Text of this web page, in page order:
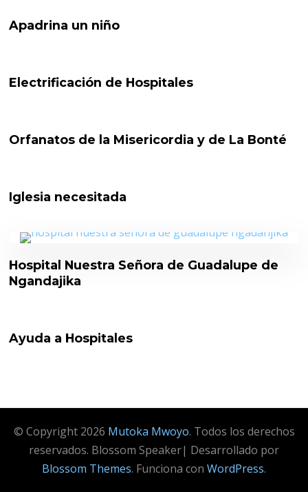
Apadrina un niño
Electrificación de Hospitales
Orfanatos de la Misericordia y de La Bonté
Iglesia necesitada
Hospital Nuestra Señora de Guadalupe de
Ngandajika
Ayuda a Hospitales
© Copyright 2026 Mutoka Mwoyo. Todos los derechos
reservados. Blossom Speaker| Desarrollado por
Blossom Themes. Funciona con WordPress.